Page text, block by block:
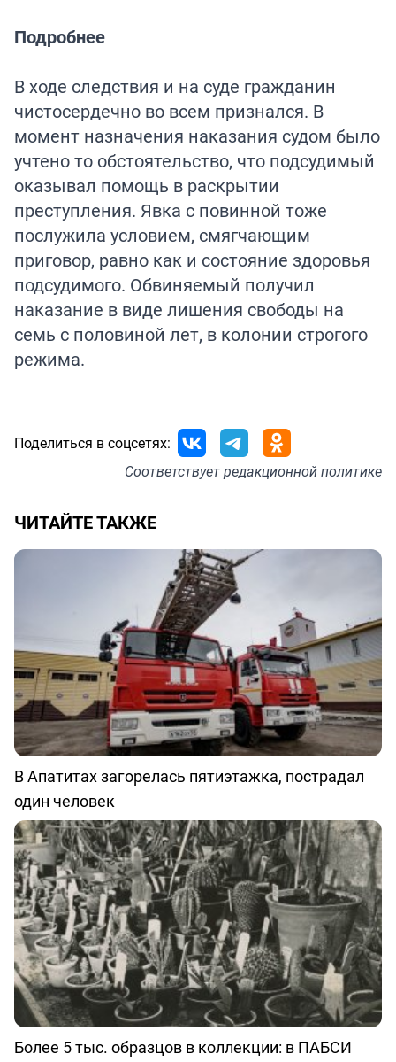
Подробнее
В ходе следствия и на суде гражданин
чистосердечно во всем признался. В
момент назначения наказания судом было
учтено то обстоятельство, что подсудимый
оказывал помощь в раскрытии
преступления. Явка с повинной тоже
послужила условием, смягчающим
приговор, равно как и состояние здоровья
подсудимого. Обвиняемый получил
наказание в виде лишения свободы на
семь с половиной лет, в колонии строгого
режима.
Поделиться в соцсетях:
Соответствуетредакционной политике
ЧИТАЙТЕ ТАКЖЕ
В Апатитах загорелась пятиэтажка, пострадал
один человек
Более 5 тыс. образцов в коллекции: в ПАБСИ